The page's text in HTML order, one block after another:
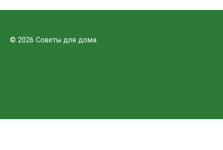
© 2026 Советы для дома